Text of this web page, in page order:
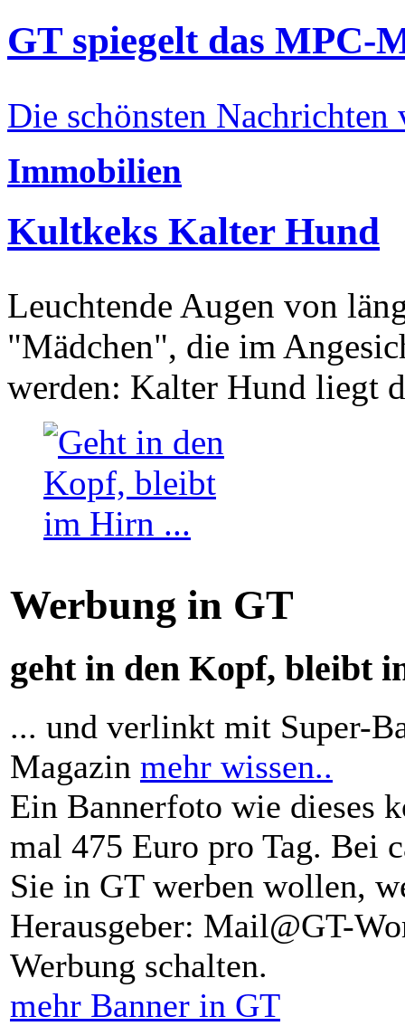
GT spiegelt das MPC-
Die schönsten Nachrichten
Immobilien
Kultkeks Kalter Hund
Leuchtende Augen von
"Mädchen", die im
werden: Kalter Hund liegt
Werbung in GT
geht in den Kopf, bleibt
... und verlinkt mit Super-
Magazin mehr wissen..
Ein Bannerfoto wie dieses
mal 475 Euro pro Tag. Bei
Sie in GT werben wollen,
Herausgeber: Mail@GT-
Werbung schalten.
mehr Banner in GT